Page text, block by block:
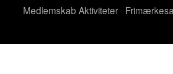
Medlemskab Aktiviteter